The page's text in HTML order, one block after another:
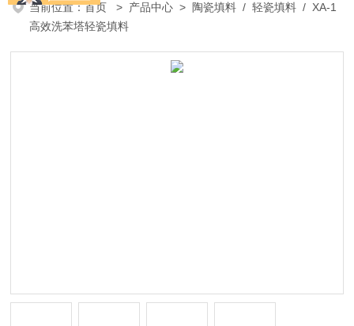
当前位置：首页 > 产品中心 > 陶瓷填料 /轻瓷填料 / XA-1
高效洗苯塔轻瓷填料